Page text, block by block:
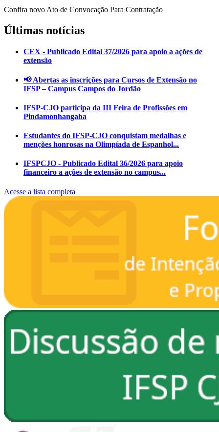
Confira novo Ato de Convocação Para Contratação
Últimas notícias
CEX - Publicado Edital 37/2026 para apoio a ações de
extensão
📢 Abertas as inscrições para Cursos de Extensão no
IFSP – Campus Campos do Jordão
IFSP-CJO participa da III Feira de Profissões em
Pindamonhangaba
Estudantes do IFSP-CJO conquistam medalhas e
menções honrosas na Olimpíada de Espanhol...
IFSPCJO - Publicado Edital 36/2026 para apoio
financeiro a ações de extensão no campus...
Acesse a lista completa